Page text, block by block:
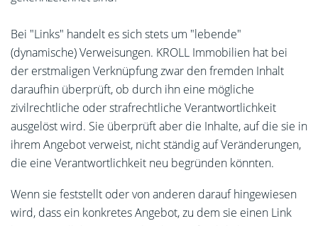
Bei "Links" handelt es sich stets um "lebende"
(dynamische) Verweisungen. KROLL Immobilien hat bei
der erstmaligen Verknüpfung zwar den fremden Inhalt
daraufhin überprüft, ob durch ihn eine mögliche
zivilrechtliche oder strafrechtliche Verantwortlichkeit
ausgelöst wird. Sie überprüft aber die Inhalte, auf die sie in
ihrem Angebot verweist, nicht ständig auf Veränderungen,
die eine Verantwortlichkeit neu begründen könnten.
Wenn sie feststellt oder von anderen darauf hingewiesen
wird, dass ein konkretes Angebot, zu dem sie einen Link